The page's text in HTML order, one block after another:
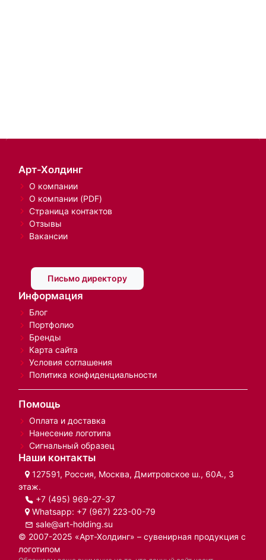
Арт-Холдинг
О компании
О компании (PDF)
Страница контактов
Отзывы
Вакансии
Письмо директору
Информация
Блог
Портфолио
Бренды
Карта сайта
Условия соглашения
Политика конфиденциальности
Помощь
Оплата и доставка
Нанесение логотипа
Сигнальный образец
Наши контакты
127591, Россия, Москва, Дмитровское ш., 60А., 3
этаж.
+7 (495) 969-27-37
Whatsapp: +7 (967) 223-00-79
sale@art-holding.su
© 2007-2025 «Арт-Холдинг» – сувенирная продукция с
логотипом